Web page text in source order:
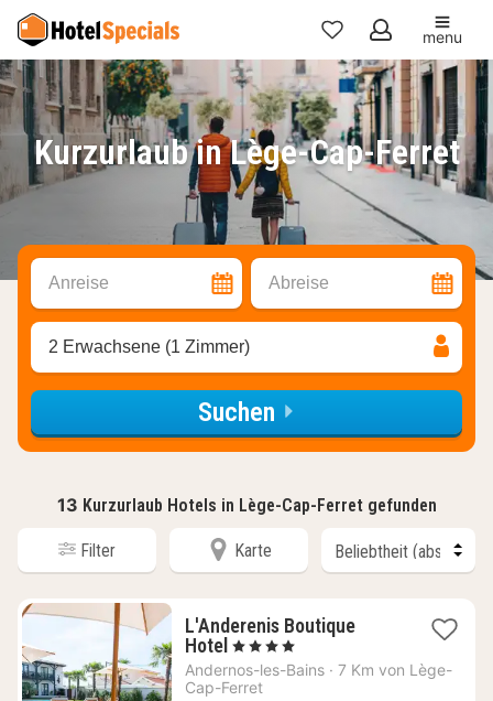
Meine
Favoriten
menu
Kurzurlaub in Lège-Cap-Ferret
Anreise Abreise
2 Erwachsene (1 Zimmer)
Suchen
13 Kurzurlaub Hotels in Lège-Cap-Ferret gefunden
Filter Karte
L'Anderenis Boutique
Hotel 1
Nacht
ab
, 4 Sterne
Andernos-les-Bains · 7 Km von Lège-
Cap-Ferret